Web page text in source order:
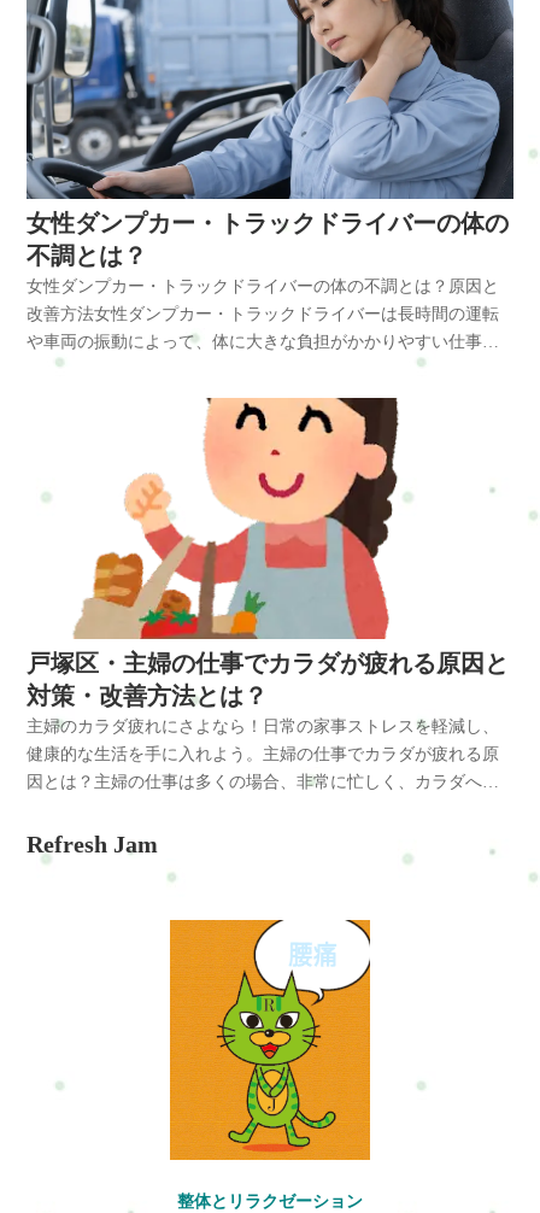
コースボディケア（整体）…肩こり・腰痛・骨盤・脚などカラ
ダの様々な症状を解決☆■ボディケア（整体）●新規60分…
￥4200●60分…￥5200●80分…￥7200(オススメ)●120分…￥10800
ボディケア（整体）詳細はこちら学生割引･･･学生でも安心価
格・施術でリフレッシュ！■小学生割引ボディケア30分 1600円
（何度でも受けられます。）●ボディケア60分 2800円■中学
生・高校生割引初回限定お試し30分コース￥1600（1度のみ）●
ボディケア60分 2800円●ボディケア80分 3800円■大学生･その
他の学生割引●初回全メニュー50％OFF●二回目以降、全メニュ
ーを1000円引きで受けることができます。学生割引詳細はこち
らお申し込み方法はこちら来店予約フォームホットペッパービ
ューティーLINE:@mui1682tLINEのトークで簡単にお問合せや予
約ができますよろしければ是非、登録してくださいね住所：横
くらはぎの疲れやむくみもスッキリ☆■リフレクソロジー●30
分･･･￥3000ボディケアとセットで￥700引きリフレクソロジー
詳細はこちらドライヘッドスパ…専用ジェルで頭もすっきり☆
眼精疲労にも♪■ドライヘッドスパ●25分･･･￥3000ボディケアと
セットで￥700引きドライヘッドスパ詳細はこちら骨盤矯正…骨
盤調整でカラダバランスを整える♪産後のケアにも☆■骨盤矯正
●30分･･･￥3000ボディケアとセットで￥700引き骨盤矯正詳細は
こちらセットコース■ミニミニセット●ボディケア30分＋リフレ
クソロジー30分･･･￥5,600●ボディケア30分＋ドライヘッドスパ
30分･･･￥5,600●ボディケア30分＋骨盤矯正30分･･･￥5,600セッ
トコース詳細はこちらお申し込み方法はこちら来店予約フォー
ムホットペッパービューティーLINE:@mui1682tLINEのトークで
簡単にお問合せや予約ができますよろしければ是非、登録して
くださいね住所：横浜市戸塚区名瀬町161-3
女性ダンプカー・トラックドライバーの体の
不調とは？
女性ダンプカー・トラックドライバーの体の不調とは？原因と
改善方法女性ダンプカー・トラックドライバーは長時間の運転
や車両の振動によって、体に大きな負担がかかりやすい仕事で
す。特に同じ姿勢での運転が続くため、首こり・肩こり・腰痛
などの不調が起こりやすくなります。また大型車両は振動が多
く、筋肉や関節への負担が蓄積しやすいことも特徴です。長時
間の運転姿勢は体の同じ部分に負担が集中し、慢性的な体の不
調につながりやすくなります。女性ダンプカー・トラックドラ
イバーの体の不調とは運転仕事では長時間同じ姿勢を続けるこ
とが多く、体の筋肉バランスが崩れやすくなります。起こりや
すい症状・首こり・肩こり・腰痛・背中の張り・頭痛・腕のだ
るさ・足のむくみ特にハンドル操作や前方確認の姿勢によっ
て、首や肩に負担が集中します。女性ドライバーに多い体の不
調女性の場合、体格差によってシートやハンドルの位置が合わ
ないことも多く、負担が強くなることがあります。起こりやす
い体の不調・肩こり・首こり・腰痛・骨盤の歪み・背中の張り
長時間の振動と同じ姿勢が続くことで筋肉が緊張し、血流が低
下して体の不調が起こりやすくなります。なぜ体の不調が起き
やすいのかダンプカーやトラックの運転では、次のような負担
ル操作による肩の負担・前を見続ける首の緊張・荷物確認など
の前かがみ姿勢特に負担がかかりやすい筋肉・僧帽筋・肩甲挙
スが崩れ、肩こりや腰痛が起こりやすくなります。また長時間
座ることで骨盤が後傾し、猫背姿勢になることもあります。放
置するとどうなる体の不調をそのままにしていると、次のよう
な問題につながることがあります。・慢性的な肩こり・腰痛の
悪化・頭痛・姿勢の崩れ・疲労が抜けにくい体のバランスが崩
れたまま運転を続けると、痛みが慢性化しやすくなります。改
善方法女性ドライバーの体の不調を予防するためには、運転中
の姿勢と体のケアが重要です。おすすめの方法・肩回しストレ
ッチ・首ストレッチ・肩甲骨ストレッチ・腰のストレッチ・休
す。・背もたれを立てすぎない・ハンドルとの距離を調整す
戸塚区・主婦の仕事でカラダが疲れる原因と
対策・改善方法とは？
主婦のカラダ疲れにさよなら！日常の家事ストレスを軽減し、
健康的な生活を手に入れよう。主婦の仕事でカラダが疲れる原
因とは？主婦の仕事は多くの場合、非常に忙しく、カラダへの
疲れる主な原因を紹介します。1. 家事全般の重労働: 家の清掃、
洗濯、料理、掃除などの家事は、カラダに負担をかける重労働
ることが多いため、筋肉や関節に負担がかかります。2. 子育て:
子供の面倒を見ることは、常に動き回り、注意を払い続けるこ
とを意味します。抱っこ、おんぶ、走り回るなど、カラダに力
仕事を要求する瞬間が多いです。3. ストレス: 家庭内のストレス
や家族のニーズに応えることは、カラダへのストレスを増加さ
せる要因となります。感情的なストレスは体調にも悪影響を及
ぼします。4. 睡眠不足: 夜中の授乳や子供の世話、家事などに追
われて、十分な睡眠を確保できないことがあります。睡眠不足
は疲労感を増加させ、カラダの回復を妨げます。5. 食事の準備:
も主婦の負担の一因です。食事の用意、調理、後片付けなどが
Refresh Jam
整体とリラクゼーション